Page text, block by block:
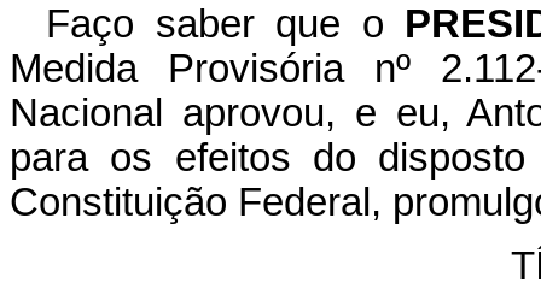
Faço saber que o
Medida Provisória nº
Nacional aprovou, e eu,
para os efeitos do
Constituição Federal,